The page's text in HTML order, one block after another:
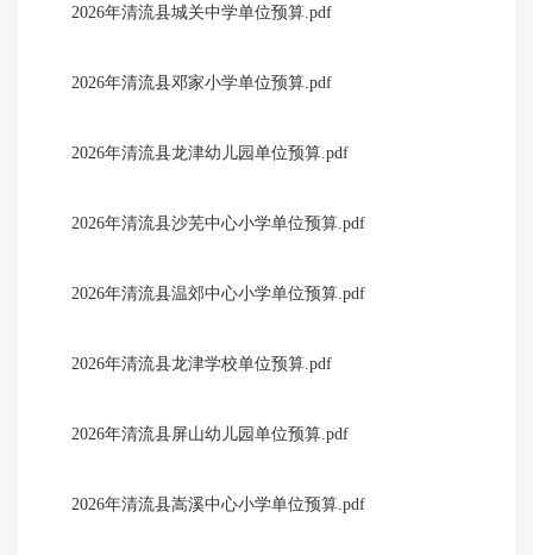
2026年清流县城关中学单位预算.pdf
2026年清流县邓家小学单位预算.pdf
2026年清流县龙津幼儿园单位预算.pdf
2026年清流县沙芜中心小学单位预算.pdf
2026年清流县温郊中心小学单位预算.pdf
2026年清流县龙津学校单位预算.pdf
2026年清流县屏山幼儿园单位预算.pdf
2026年清流县嵩溪中心小学单位预算.pdf